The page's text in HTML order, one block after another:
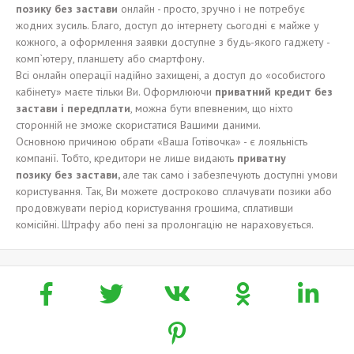
позику без застави онлайн - просто, зручно і не потребує
жодних зусиль. Благо, доступ до інтернету сьогодні є майже у
кожного, а оформлення заявки доступне з будь-якого гаджету -
комп`ютеру, планшету або смартфону.
Всі онлайн операції надійно захищені, а доступ до «особистого
кабінету» маєте тільки Ви. Оформлюючи приватний кредит без
застави і передплати, можна бути впевненим, що ніхто
сторонній не зможе скористатися Вашими даними.
Основною причиною обрати «Ваша Готівочка» - є лояльність
компанії. Тобто, кредитори не лише видають приватну
позику без застави, але так само і забезпечують доступні умови
користування. Так, Ви можете достроково сплачувати позики або
продовжувати період користування грошима, сплативши
комісійні. Штрафу або пені за пролонгацію не нараховується.